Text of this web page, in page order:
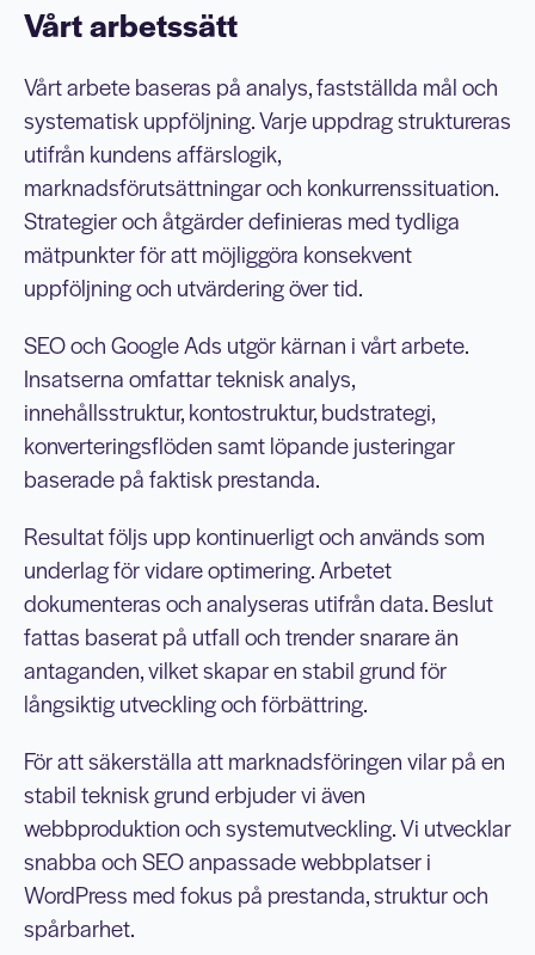
Vårt arbetssätt
Vårt arbete baseras på analys, fastställda mål och
systematisk uppföljning. Varje uppdrag struktureras
utifrån kundens affärslogik,
marknadsförutsättningar och konkurrenssituation.
Strategier och åtgärder definieras med tydliga
mätpunkter för att möjliggöra konsekvent
uppföljning och utvärdering över tid.
SEO och Google Ads utgör kärnan i vårt arbete.
Insatserna omfattar teknisk analys,
innehållsstruktur, kontostruktur, budstrategi,
konverteringsflöden samt löpande justeringar
baserade på faktisk prestanda.
Resultat följs upp kontinuerligt och används som
underlag för vidare optimering. Arbetet
dokumenteras och analyseras utifrån data. Beslut
fattas baserat på utfall och trender snarare än
antaganden, vilket skapar en stabil grund för
långsiktig utveckling och förbättring.
För att säkerställa att marknadsföringen vilar på en
stabil teknisk grund erbjuder vi även
webbproduktion och systemutveckling. Vi utvecklar
snabba och SEO anpassade webbplatser i
WordPress med fokus på prestanda, struktur och
spårbarhet.